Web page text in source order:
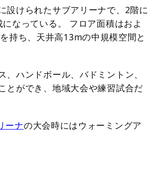
設けられたサブアリーナで、2階に
なっている。 フロア面積はおよ
持ち、天井高13mの中規模空間と
ハンドボール、バドミントン、
とができ、地域大会や練習試合だ
ーナの大会時にはウォーミングア